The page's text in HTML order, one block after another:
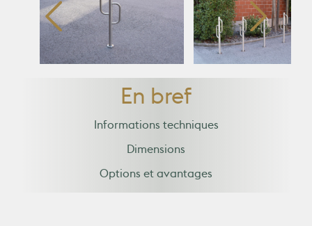
En bref
Informations techniques
Dimensions
Options et avantages